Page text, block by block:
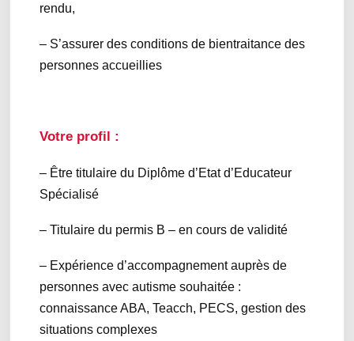
rendu,
– S’assurer des conditions de bientraitance des
personnes accueillies
Votre profil :
– Être titulaire du Diplôme d’Etat d’Educateur
Spécialisé
– Titulaire du permis B – en cours de validité
– Expérience d’accompagnement auprès de
personnes avec autisme souhaitée :
connaissance ABA, Teacch, PECS, gestion des
situations complexes